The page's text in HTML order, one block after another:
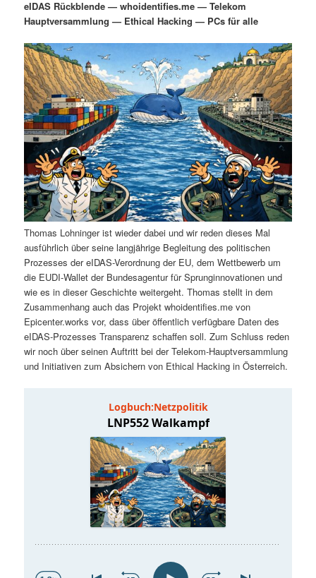
m
ä
r
e
n
I
n
h
a
l
t
s
n
u
n
d
ä
r
e
n
I
n
h
a
g
s
n
a
v
i
g
a
t
i
o
n
eIDAS Rückblende — whoidentifies.me — Telekom
Hauptversammlung — Ethical Hacking — PCs für alle
Thomas Lohninger ist wieder dabei und wir reden dieses Mal
ausführlich über seine langjährige Begleitung des politischen
Prozesses der eIDAS-Verordnung der EU, dem Wettbewerb um
die EUDI-Wallet der Bundesagentur für Sprunginnovationen und
wie es in dieser Geschichte weitergeht. Thomas stellt in dem
Zusammenhang auch das Projekt whoidentifies.me von
Epicenter.works vor, dass über öffentlich verfügbare Daten des
eIDAS-Prozesses Transparenz schaffen soll. Zum Schluss reden
wir noch über seinen Auftritt bei der Telekom-Hauptversammlung
und Initiativen zum Absichern von Ethical Hacking in Österreich.